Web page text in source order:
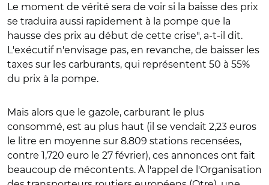
Le moment de vérité sera de voir si la baisse des prix
se traduira aussi rapidement à la pompe que la
hausse des prix au début de cette crise", a-t-il dit.
L'exécutif n'envisage pas, en revanche, de baisser les
taxes sur les carburants, qui représentent 50 à 55%
du prix à la pompe.
Mais alors que le gazole, carburant le plus
consommé, est au plus haut (il se vendait 2,23 euros
le litre en moyenne sur 8.809 stations recensées,
contre 1,720 euro le 27 février), ces annonces ont fait
beaucoup de mécontents. À l'appel de l'Organisation